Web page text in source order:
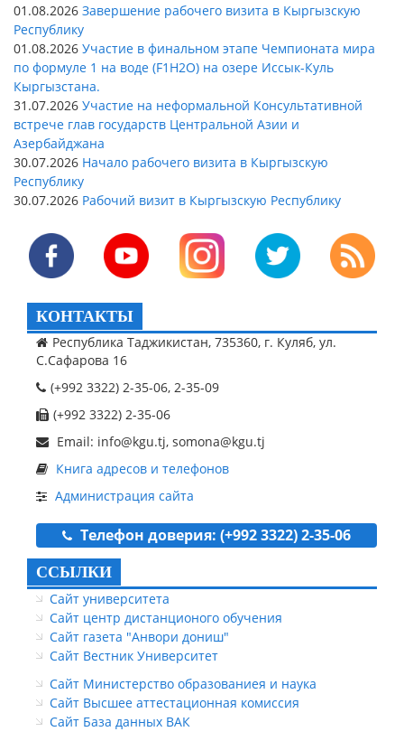
01.08.2026 Завершение рабочего визита в Кыргызскую
Республику
01.08.2026 Участие в финальном этапе Чемпионата мира
по формуле 1 на воде (F1H2O) на озере Иссык-Куль
Кыргызстана.
31.07.2026 Участие на неформальной Консультативной
встрече глав государств Центральной Азии и
Азербайджана
30.07.2026 Начало рабочего визита в Кыргызскую
Республику
30.07.2026 Рабочий визит в Кыргызскую Республику
КОНТАКТЫ
Республика Таджикистан, 735360, г. Куляб, ул.
С.Сафарова 16
(+992 3322) 2-35-06, 2-35-09
(+992 3322) 2-35-06
Email: info@kgu.tj, somona@kgu.tj
Книга адресов и телефонов
Администрация сайта
Телефон доверия: (+992 3322) 2-35-06
ССЫЛКИ
Сайт университета
Сайт центр дистанционого обучения
Сайт газета "Анвори дониш"
Сайт Вестник Университет
Сайт Министерство образованиея и наука
Сайт Высшее аттестационная комиссия
Сайт База данных ВАК